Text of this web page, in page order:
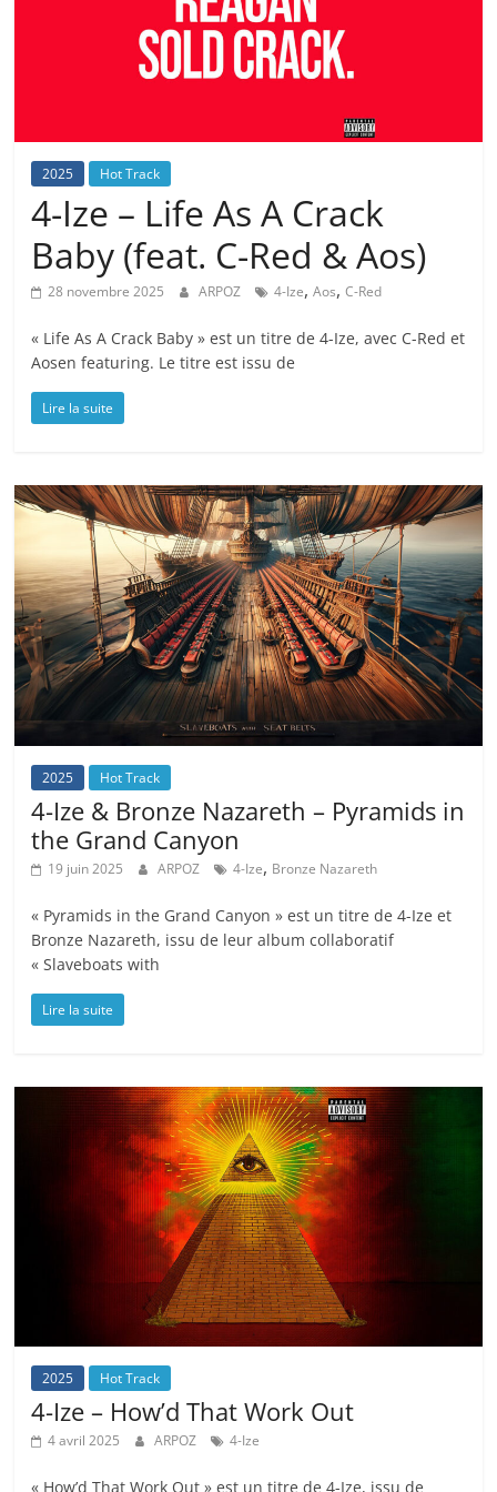
2025 Hot Track
4-Ize – Life As A Crack
Baby (feat. C-Red & Aos)
28 novembre 2025 ARPOZ 4-Ize,Aos,C-Red
« Life As A Crack Baby » est un titre de 4-Ize, avec C-Red et
Aosen featuring. Le titre est issu de
Lire la suite
2025 Hot Track
4-Ize & Bronze Nazareth – Pyramids in
the Grand Canyon
19 juin 2025 ARPOZ 4-Ize, Bronze Nazareth
« Pyramids in the Grand Canyon » est un titre de 4-Ize et
Bronze Nazareth, issu de leur album collaboratif
« Slaveboats with
Lire la suite
2025 Hot Track
4-Ize – How’d That Work Out
4 avril 2025 ARPOZ 4-Ize
« How’d That Work Out » est un titre de 4-Ize, issu de